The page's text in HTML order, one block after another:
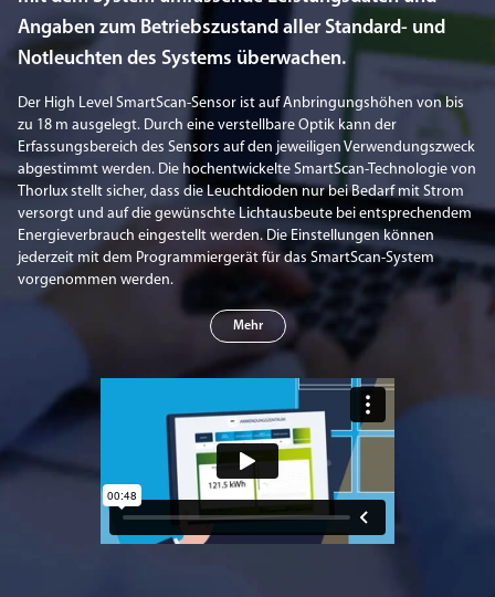
Angaben zum Betriebszustand aller Standard- und
Notleuchten des Systems überwachen.
Der High Level SmartScan-Sensor ist auf Anbringungshöhen von bis
zu 18 m ausgelegt. Durch eine verstellbare Optik kann der
Erfassungsbereich des Sensors auf den jeweiligen Verwendungszweck
abgestimmt werden. Die hochentwickelte SmartScan-Technologie von
Thorlux stellt sicher, dass die Leuchtdioden nur bei Bedarf mit Strom
versorgt und auf die gewünschte Lichtausbeute bei entsprechendem
Energieverbrauch eingestellt werden. Die Einstellungen können
jederzeit mit dem Programmiergerät für das SmartScan-System
vorgenommen werden.
Mehr